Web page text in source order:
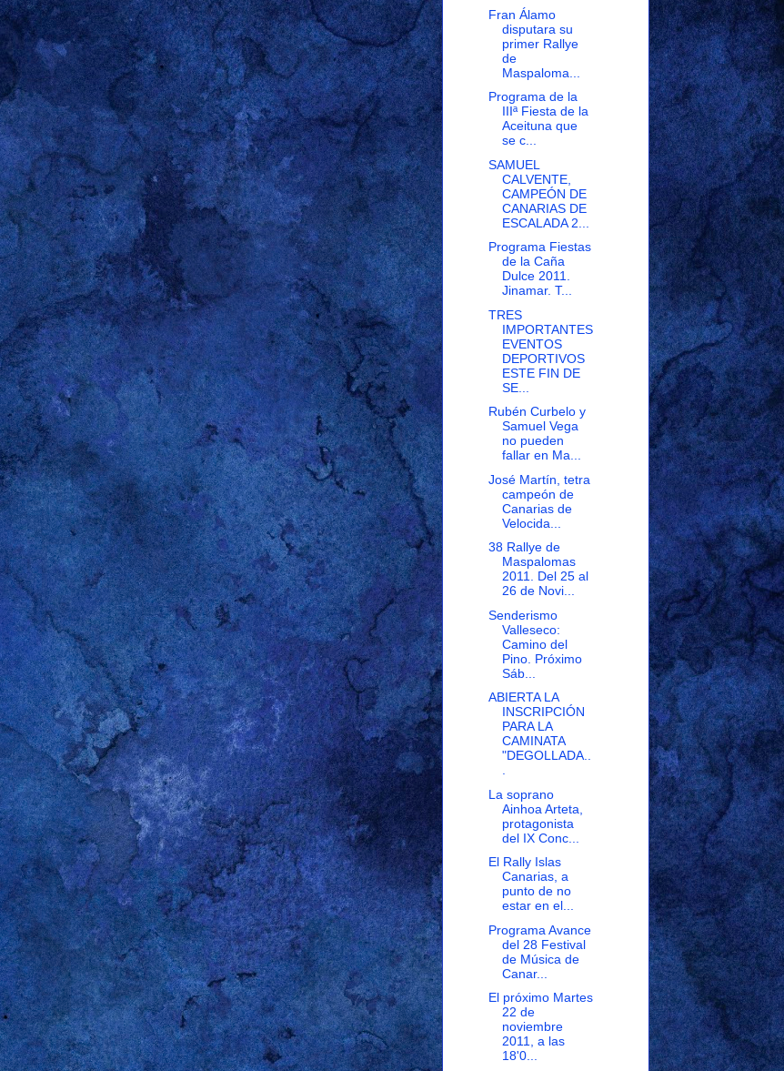
Fran Álamo
disputara su
primer Rallye
de
Maspaloma...
Programa de la
IIIª Fiesta de la
Aceituna que
se c...
SAMUEL
CALVENTE,
CAMPEÓN DE
CANARIAS DE
ESCALADA 2...
Programa Fiestas
de la Caña
Dulce 2011.
Jinamar. T...
TRES
IMPORTANTES
EVENTOS
DEPORTIVOS
ESTE FIN DE
SE...
Rubén Curbelo y
Samuel Vega
no pueden
fallar en Ma...
José Martín, tetra
campeón de
Canarias de
Velocida...
38 Rallye de
Maspalomas
2011. Del 25 al
26 de Novi...
Senderismo
Valleseco:
Camino del
Pino. Próximo
Sáb...
ABIERTA LA
INSCRIPCIÓN
PARA LA
CAMINATA
"DEGOLLADA..
.
La soprano
Ainhoa Arteta,
protagonista
del IX Conc...
El Rally Islas
Canarias, a
punto de no
estar en el...
Programa Avance
del 28 Festival
de Música de
Canar...
El próximo Martes
22 de
noviembre
2011, a las
18'0...